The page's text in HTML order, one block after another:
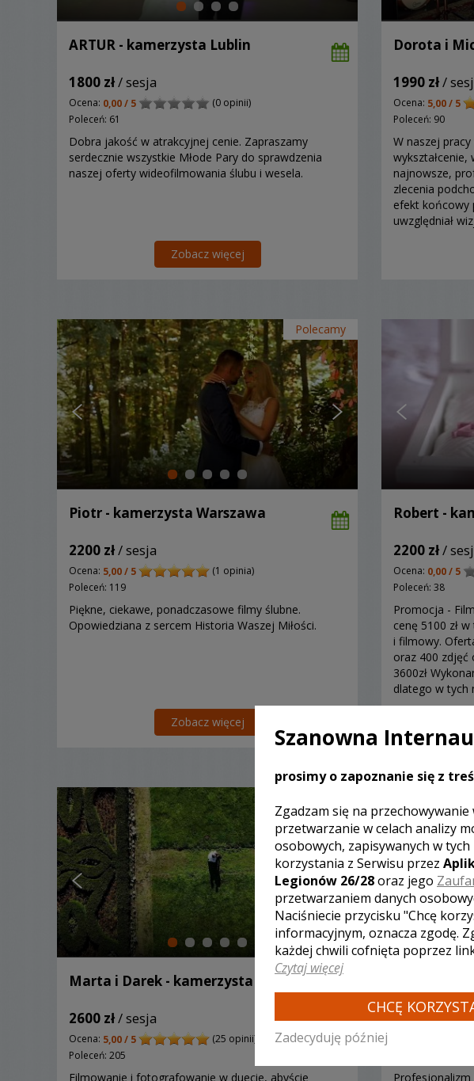
ARTUR - kamerzysta Lublin
1800 zł/ sesja
Ocena: 0,00 / 5
(0 opinii)
Poleceń: 61
Dobra jakość w atrakcyjnej cenie. Zapraszamy
serdecznie wszystkie Młode Pary do sprawdzenia
naszej oferty wideofilmowania ślubu i wesela.
Zobacz więcej
Dorota i
1990 zł/
Ocena: 5,00 / 5
Poleceń: 90
W naszej
najnowsze,
zlecenia
efekt końcowy
uwzględniał
Polecamy
Piotr - kamerzysta Warszawa
2200 zł/ sesja
Ocena: 5,00 / 5
(1 opinia)
Poleceń: 119
Piękne, ciekawe, ponadczasowe filmy ślubne.
Opowiedziana z sercem Historia Waszej Miłości.
Zobacz więcej
Robert -
2200 zł/
Ocena: 0,00 / 5
Poleceń: 38
Promocja -
cenę 5100 zł
i filmowy.
oraz 400
3600zł
dlatego w tych
staramy się
Marta i Darek - kamerzysta Kraśnik
2600 zł/ sesja
Ocena: 5,00 / 5
(25 opinii)
Poleceń: 205
Filmowanie i fotografowanie w duecie, abyście
3000 zł/
Szanowna
prosimy o zapoznanie się z
Zgadzam się na
przetwarzanie w celach analizy
osobowych, zapisywanych w
korzystania z Serwisu przez
Legionów 26/28oraz jego
przetwarzaniem danych
Naciśniecie przycisku "Chcę
informacyjnym, oznacza zgodę.
każdej chwili cofnięta poprzez
Czytaj więcej
CHCĘ
Zadecyduję później